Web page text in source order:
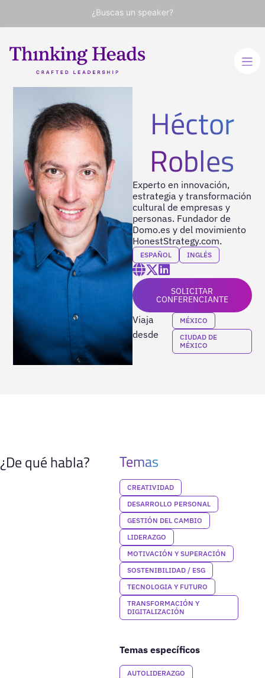
¿Buscas un speaker?
Héctor
Robles
Experto en innovación,
estrategia y transformación
cultural de empresas y
personas. Fundador de
Domo.es y del movimiento
HonestStrategy.com.
ESPAÑOL INGLÉS
SOLICITAR
CONFERENCIANTE
Viaja
desde
MÉXICO
CIUDAD DE
MÉXICO
¿De qué habla? Temas
CREATIVIDAD
DESARROLLO PERSONAL
GESTIÓN DEL CAMBIO
LIDERAZGO
MOTIVACIÓN Y SUPERACIÓN
SOSTENIBILIDAD / ESG
TECNOLOGIA Y FUTURO
TRANSFORMACIÓN Y
DIGITALIZACIÓN
Temas específicos
AUTOLIDERAZGO